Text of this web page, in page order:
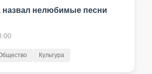
нелюбимые песни
Культура